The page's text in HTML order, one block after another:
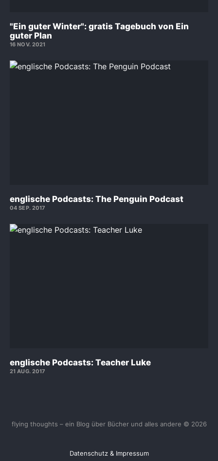
"Ein guter Winter": gratis Tagebuch von Ein
guter Plan
16 NOV. 2021
englische Podcasts: The Penguin Podcast
04 SEP. 2017
englische Podcasts: Teacher Luke
21 AUG. 2017
flying thoughts – ein Blog über Bücher und alles andere © 2026
Datenschutz & Impressum